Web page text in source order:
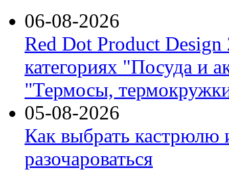
06-08-2026
Red Dot Product Design
категориях "Посуда и
"Термосы,
05-08-2026
Как выбрать кастрюлю
разочароваться